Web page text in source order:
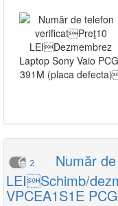
2
Număr
LEISchimb/
VPCEA1S1E